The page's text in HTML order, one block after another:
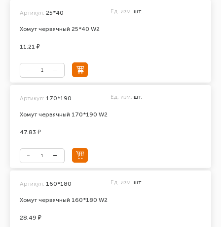
Хомут червячный 25*40 W2
Артикул: 25*40 Ед. изм. шт.
11.21 ₽
Хомут червячный 170*190 W2
Артикул: 170*190 Ед. изм. шт.
47.83 ₽
Хомут червячный 160*180 W2
Артикул: 160*180 Ед. изм. шт.
28.49 ₽